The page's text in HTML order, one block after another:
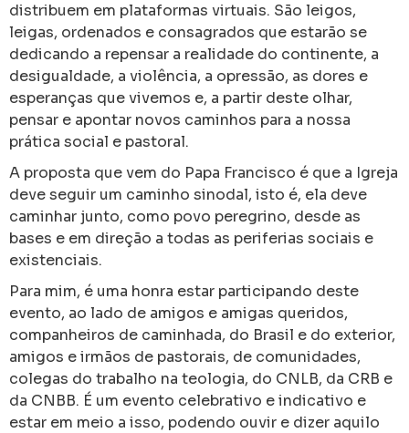
distribuem em plataformas virtuais. São leigos,
leigas, ordenados e consagrados que estarão se
dedicando a repensar a realidade do continente, a
desigualdade, a violência, a opressão, as dores e
esperanças que vivemos e, a partir deste olhar,
pensar e apontar novos caminhos para a nossa
prática social e pastoral.
A proposta que vem do Papa Francisco é que a Igreja
deve seguir um caminho sinodal, isto é, ela deve
caminhar junto, como povo peregrino, desde as
bases e em direção a todas as periferias sociais e
existenciais.
Para mim, é uma honra estar participando deste
evento, ao lado de amigos e amigas queridos,
companheiros de caminhada, do Brasil e do exterior,
amigos e irmãos de pastorais, de comunidades,
colegas do trabalho na teologia, do CNLB, da CRB e
da CNBB. É um evento celebrativo e indicativo e
estar em meio a isso, podendo ouvir e dizer aquilo